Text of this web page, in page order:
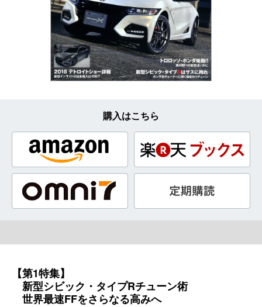
購入はこちら
【第1特集】
新型シビック・タイプRチューン術
世界最速FFをさらなる高みへ